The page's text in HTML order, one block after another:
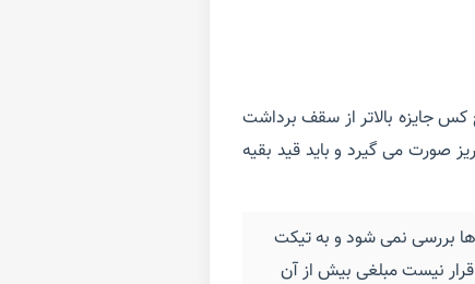
کس جایزه بالاتر از سقف برداشت
صورت می گیرد و باید قید بقیه
بررسی نمی شود و به تیکت
اند و قرار نیست مبلغی بیش از آن